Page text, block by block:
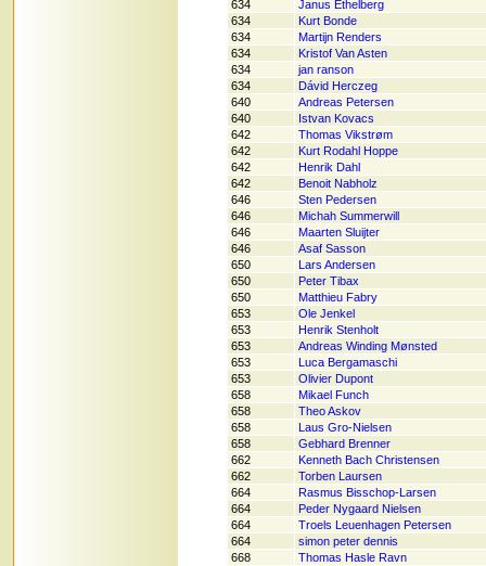
634
Janus Ethelberg
634
Kurt Bonde
634
Martijn Renders
634
Kristof Van Asten
634
jan ranson
634
Dávid Herczeg
640
Andreas Petersen
640
Istvan Kovacs
642
Thomas Vikstrøm
642
Kurt Rodahl Hoppe
642
Henrik Dahl
642
Benoit Nabholz
646
Sten Pedersen
646
Michah Summerwill
646
Maarten Sluijter
646
Asaf Sasson
650
Lars Andersen
650
Peter Tibax
650
Matthieu Fabry
653
Ole Jenkel
653
Henrik Stenholt
653
Andreas Winding Mønsted
653
Luca Bergamaschi
653
Olivier Dupont
658
Mikael Funch
658
Theo Askov
658
Laus Gro-Nielsen
658
Gebhard Brenner
662
Kenneth Bach Christensen
662
Torben Laursen
664
Rasmus Bisschop-Larsen
664
Peder Nygaard Nielsen
664
Troels Leuenhagen Petersen
664
simon peter dennis
668
Thomas Hasle Ravn